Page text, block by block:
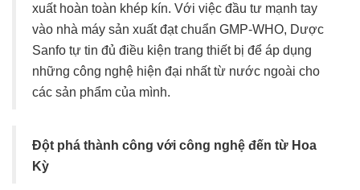
xuất hoàn toàn khép kín. Với việc đầu tư mạnh tay
vào nhà máy sản xuất đạt chuẩn GMP-WHO, Dược
Sanfo tự tin đủ điều kiện trang thiết bị để áp dụng
những công nghệ hiện đại nhất từ nước ngoài cho
các sản phẩm của mình.
Đột phá thành công với công nghệ đến từ Hoa
Kỳ